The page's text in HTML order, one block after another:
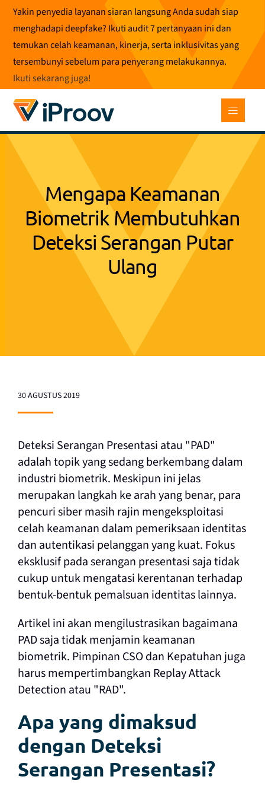
Loncat
konten
Yakin penyedia layanan siaran langsung Anda sudah siap
menghadapi deepfake? Ikuti audit 7 pertanyaan ini dan
temukan celah keamanan, kinerja, serta inklusivitas yang
tersembunyi sebelum para penyerang melakukannya.
Ikuti sekarang juga!
Mengapa Keamanan
Biometrik Membutuhkan
Deteksi Serangan Putar
Ulang
30 AGUSTUS 2019
Deteksi Serangan Presentasi atau "PAD"
adalah topik yang sedang berkembang dalam
industri biometrik. Meskipun ini jelas
merupakan langkah ke arah yang benar, para
pencuri siber masih rajin mengeksploitasi
celah keamanan dalam pemeriksaan identitas
dan autentikasi pelanggan yang kuat. Fokus
eksklusif pada serangan presentasi saja tidak
cukup untuk mengatasi kerentanan terhadap
bentuk-bentuk pemalsuan identitas lainnya.
Artikel ini akan mengilustrasikan bagaimana
PAD saja tidak menjamin keamanan
biometrik. Pimpinan CSO dan Kepatuhan juga
harus mempertimbangkan Replay Attack
Detection atau "RAD".
Apa yang dimaksud
dengan Deteksi
Serangan Presentasi?